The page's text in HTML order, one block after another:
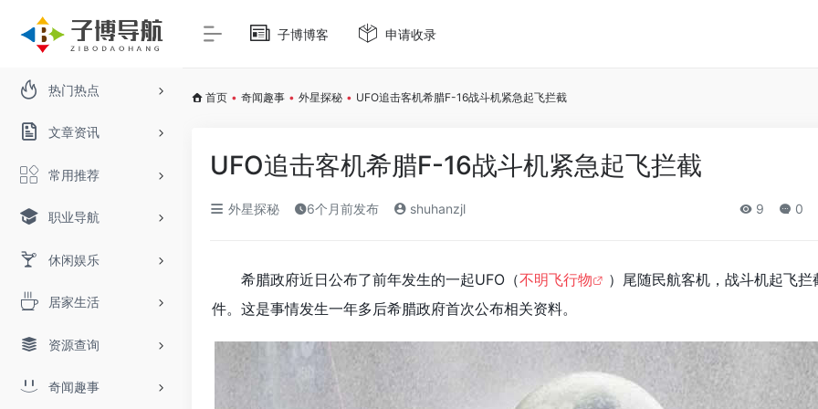
热门热点
文章资讯
常用推荐
职业导航
休闲娱乐
居家生活
资源查询
奇闻趣事
子博博客 申请收录
首页 • 奇闻趣事 • 外星探秘 • UFO追击客机希腊F-16战斗机紧急起飞拦截
UFO追击客机希腊F-16战斗机紧急起飞拦截
外星探秘 6个月前发布 shuhanzjl 9 0
希腊政府近日公布了前年发生的一起UFO（不明飞行物
）尾随民航客机，战斗机起飞拦
件。这是事情发生一年多后希腊政府首次公布相关资料。